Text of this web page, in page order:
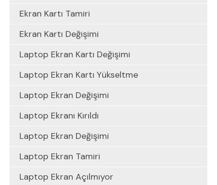
Ekran Kartı Tamiri
Ekran Kartı Değişimi
Laptop Ekran Kartı Değişimi
Laptop Ekran Kartı Yükseltme
Laptop Ekran Değişimi
Laptop Ekranı Kırıldı
Laptop Ekran Değişimi
Laptop Ekran Tamiri
Laptop Ekran Açılmıyor